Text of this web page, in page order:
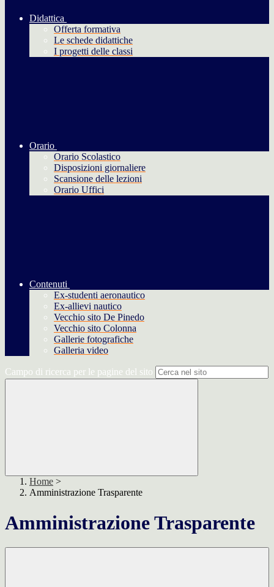
Didattica
Offerta formativa
Le schede didattiche
I progetti delle classi
Orario
Orario Scolastico
Disposizioni giornaliere
Scansione delle lezioni
Orario Uffici
Contenuti
Ex-studenti aeronautico
Ex-allievi nautico
Vecchio sito De Pinedo
Vecchio sito Colonna
Gallerie fotografiche
Galleria video
Campo di ricerca per le pagine del sito
Home >
Amministrazione Trasparente
Amministrazione Trasparente